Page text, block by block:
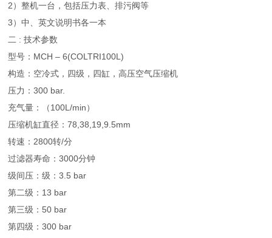
2）整机一台，包括压力表、排污阀等
3）中、英文说明书各一本
二 : 技术参数
型号：MCH – 6(COLTRI100L)
构造：空冷式，四级，四缸，高压空气压缩机
压力：300 bar.
充气量：（100L/min）
压缩机缸直径：78,38,19,9.5mm
转速：2800转/分
过滤器寿命：3000分钟
级间压：级：3.5 bar
第二级：13 bar
第三级：50 bar
第四级：300 bar